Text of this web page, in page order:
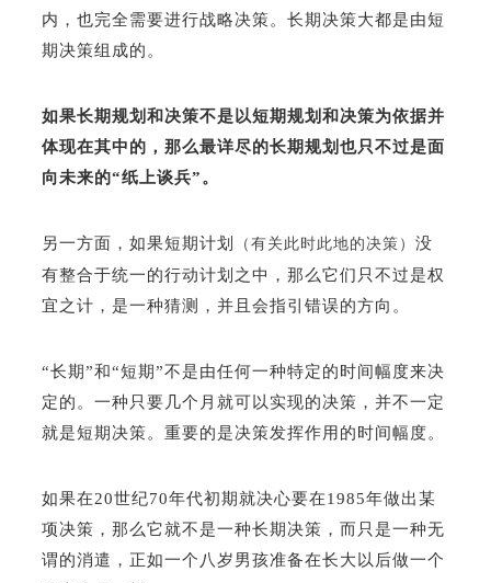
内，也完全需要进行战略决策。长期决策大都是由短
期决策组成的。
如果长期规划和决策不是以短期规划和决策为依据并
体现在其中的，那么最详尽的长期规划也只不过是面
向未来的“纸上谈兵”。
另一方面，如果短期计划 （有关此时此地的决策）没
有整合于统一的行动计划之中，那么它们只不过是权
宜之计，是一种猜测，并且会指引错误的方向。
“长期”和“短期”不是由任何一种特定的时间幅度来决
定的。一种只要几个月就可以实现的决策，并不一定
就是短期决策。重要的是决策发挥作用的时间幅度。
如果在20世纪70年代初期就决心要在1985年做出某
项决策，那么它就不是一种长期决策，而只是一种无
谓的消遣，正如一个八岁男孩准备在长大以后做一个